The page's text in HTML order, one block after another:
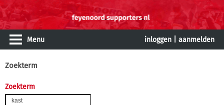
Menu inloggen aanmelden
Zoekterm
Zoekterm